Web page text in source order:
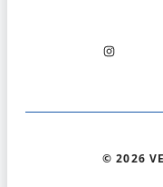
© 2026